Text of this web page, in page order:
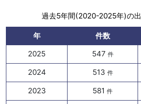
過去5年間(2020-2025年)の
年 件数
2025
547 件
2024 513 件
2023 581 件